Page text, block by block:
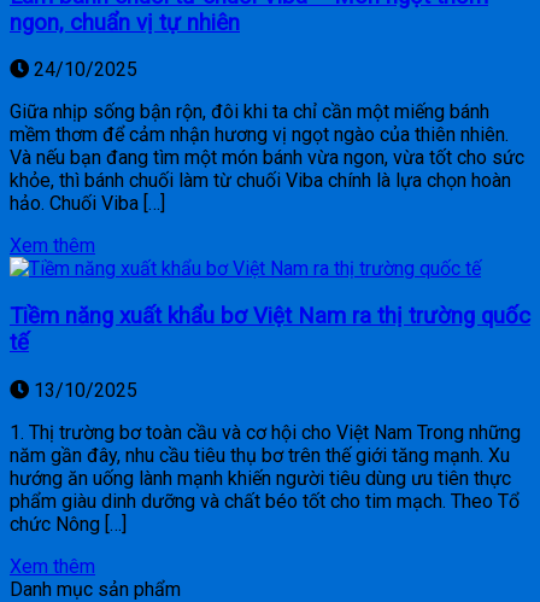
ngon, chuẩn vị tự nhiên
24/10/2025
Giữa nhịp sống bận rộn, đôi khi ta chỉ cần một miếng bánh
mềm thơm để cảm nhận hương vị ngọt ngào của thiên nhiên.
Và nếu bạn đang tìm một món bánh vừa ngon, vừa tốt cho sức
khỏe, thì bánh chuối làm từ chuối Viba chính là lựa chọn hoàn
hảo. Chuối Viba […]
Xem thêm
Tiềm năng xuất khẩu bơ Việt Nam ra thị trường quốc
tế
13/10/2025
1. Thị trường bơ toàn cầu và cơ hội cho Việt Nam Trong những
năm gần đây, nhu cầu tiêu thụ bơ trên thế giới tăng mạnh. Xu
hướng ăn uống lành mạnh khiến người tiêu dùng ưu tiên thực
phẩm giàu dinh dưỡng và chất béo tốt cho tim mạch. Theo Tổ
chức Nông […]
Xem thêm
Danh mục sản phẩm